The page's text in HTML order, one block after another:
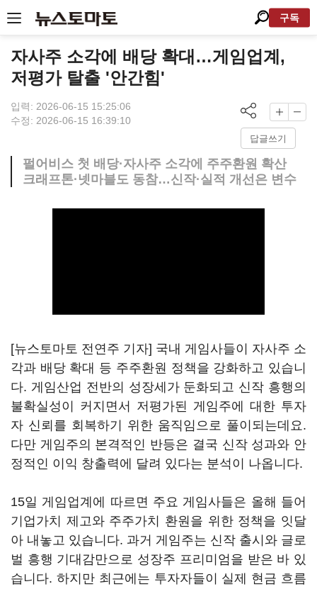
구독
자사주 소각에 배당 확대…게임업계,
저평가 탈출 '안간힘'
입력: 2026-06-15 15:25:06
수정: 2026-06-15 16:39:10
답글쓰기
펄어비스 첫 배당·자사주 소각에 주주환원 확산
크래프톤·넷마블도 동참…신작·실적 개선은 변수
[뉴스토마토 전연주 기자] 국내 게임사들이 자사주 소
각과 배당 확대 등 주주환원 정책을 강화하고 있습니
다. 게임산업 전반의 성장세가 둔화되고 신작 흥행의
불확실성이 커지면서 저평가된 게임주에 대한 투자
자 신뢰를 회복하기 위한 움직임으로 풀이되는데요.
다만 게임주의 본격적인 반등은 결국 신작 성과와 안
정적인 이익 창출력에 달려 있다는 분석이 나옵니다.
15일 게임업계에 따르면 주요 게임사들은 올해 들어
기업가치 제고와 주주가치 환원을 위한 정책을 잇달
아 내놓고 있습니다. 과거 게임주는 신작 출시와 글로
벌 흥행 기대감만으로 성장주 프리미엄을 받은 바 있
습니다. 하지만 최근에는 투자자들이 실제 현금 흐름